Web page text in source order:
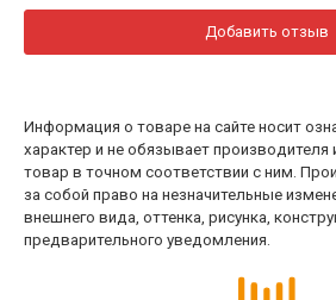
Добавить отзыв
Информация о товаре на сайте носит
характер и не обязывает производителя
товар в точном соответствии с ним.
за собой право на незначительные
внешнего вида, оттенка, рисунка,
предварительного уведомления.